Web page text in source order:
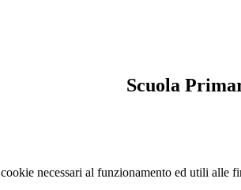
Scuola
necessari al funzionamento ed utili alle